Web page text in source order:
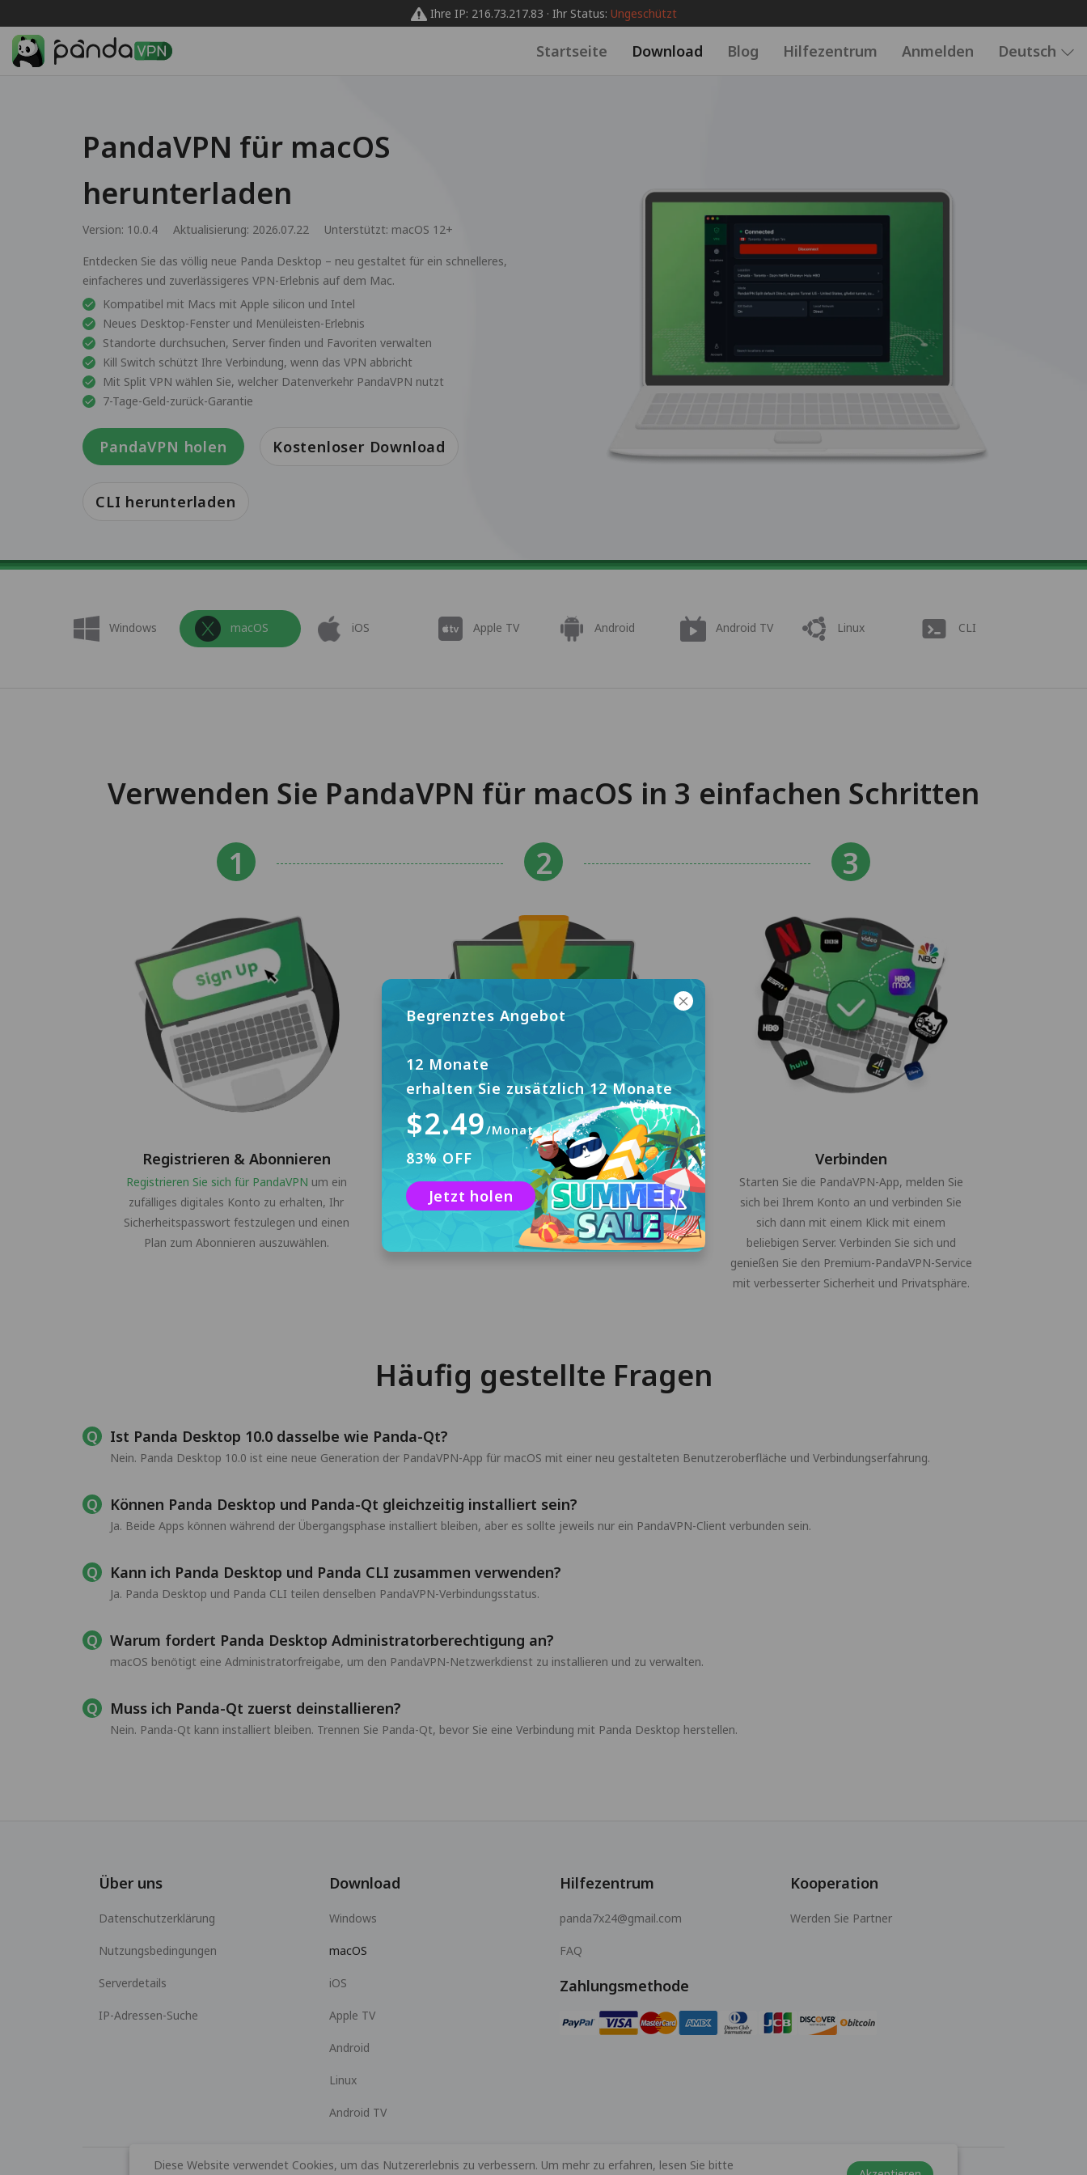
Ihre IP: 216.73.217.83 · Ihr Status: Ungeschützt
Startseite Download Blog Hilfezentrum Anmelden Deutsch
PandaVPN für macOS
herunterladen
Version: 10.0.4 Aktualisierung: 2026.07.22 Unterstützt: macOS 12+
Entdecken Sie das völlig neue Panda Desktop – neu gestaltet für ein schnelleres,
einfacheres und zuverlässigeres VPN-Erlebnis auf dem Mac.
Kompatibel mit Macs mit Apple silicon und Intel
Neues Desktop-Fenster und Menüleisten-Erlebnis
Standorte durchsuchen, Server finden und Favoriten verwalten
Kill Switch schützt Ihre Verbindung, wenn das VPN abbricht
Mit Split VPN wählen Sie, welcher Datenverkehr PandaVPN nutzt
7-Tage-Geld-zurück-Garantie
PandaVPN holen Kostenloser Download
CLI herunterladen
Windows macOS iOS Apple TV Android Android TV Linux CLI
Verwenden Sie PandaVPN für macOS in 3 einfachen Schritten
Registrieren & Abonnieren
Registrieren Sie sich für PandaVPN um ein
zufälliges digitales Konto zu erhalten, Ihr
Sicherheitspasswort festzulegen und einen
Plan zum Abonnieren auszuwählen.
Herunterladen & Installieren
Klicken Sie auf "Kostenloser Download", um
PandaVPN für macOS herunterzuladen und
auf Ihrem Computer zu installieren.
Verbinden
Starten Sie die PandaVPN-App, melden Sie
sich bei Ihrem Konto an und verbinden Sie
sich dann mit einem Klick mit einem
beliebigen Server. Verbinden Sie sich und
genießen Sie den Premium-PandaVPN-Service
mit verbesserter Sicherheit und Privatsphäre.
Häufig gestellte Fragen
Ist Panda Desktop 10.0 dasselbe wie Panda-Qt?
Nein. Panda Desktop 10.0 ist eine neue Generation der PandaVPN-App für macOS mit einer neu gestalteten Benutzeroberfläche und Verbindungserfahrung.
Können Panda Desktop und Panda-Qt gleichzeitig installiert sein?
Ja. Beide Apps können während der Übergangsphase installiert bleiben, aber es sollte jeweils nur ein PandaVPN-Client verbunden sein.
Kann ich Panda Desktop und Panda CLI zusammen verwenden?
Ja. Panda Desktop und Panda CLI teilen denselben PandaVPN-Verbindungsstatus.
Warum fordert Panda Desktop Administratorberechtigung an?
macOS benötigt eine Administratorfreigabe, um den PandaVPN-Netzwerkdienst zu installieren und zu verwalten.
Muss ich Panda-Qt zuerst deinstallieren?
Nein. Panda-Qt kann installiert bleiben. Trennen Sie Panda-Qt, bevor Sie eine Verbindung mit Panda Desktop herstellen.
Begrenztes Angebot
12 Monate
erhalten Sie zusätzlich 12 Monate
$2.49/Monat
83% OFF
Jetzt holen
Über uns
Datenschutzerklärung
Nutzungsbedingungen
Serverdetails
IP-Adressen-Suche
Download
Windows
macOS
iOS
Apple TV
Android
Linux
Android TV
Hilfezentrum
panda7x24@gmail.com
FAQ
Kooperation
Werden Sie Partner
Zahlungsmethode
Diese Website verwendet Cookies, um das Nutzererlebnis zu verbessern. Um mehr zu erfahren, lesen Sie bitte